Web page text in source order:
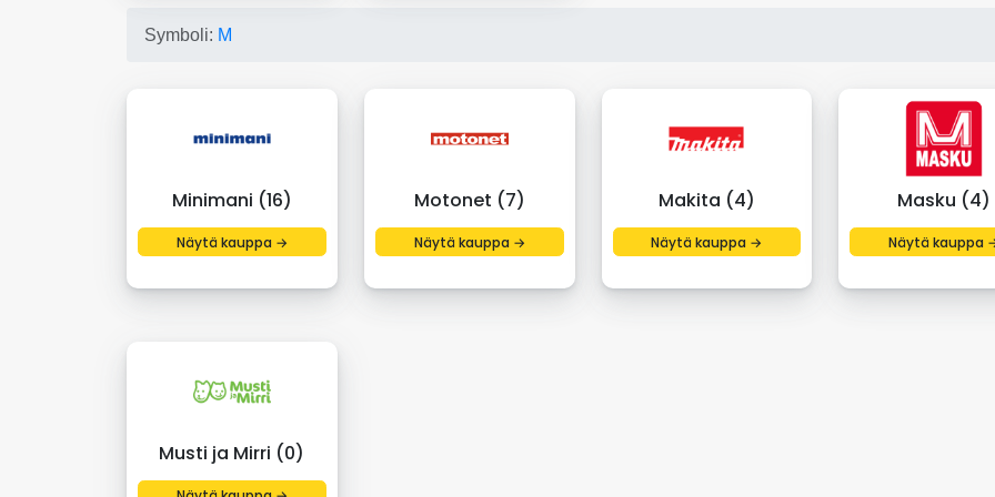
Symboli: M
Minimani (16)
Näytä kauppa →
Motonet (7)
Näytä kauppa →
Makita (4)
Näytä kauppa →
Masku (4)
Näytä kauppa
Musti ja Mirri (0)